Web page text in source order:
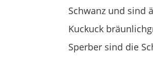
Schwanz und sind
Kuckuck
Sperber sind die